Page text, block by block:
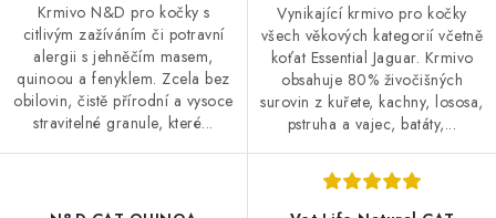
Krmivo N&D pro kočky s
citlivým zažíváním či potravní
alergii s jehněčím masem,
quinoou a fenyklem. Zcela bez
obilovin, čistě přírodní a vysoce
stravitelné granule, které...
Vynikající krmivo pro kočky
všech věkových kategorií včetně
koťat Essential Jaguar. Krmivo
obsahuje 80% živočišných
surovin z kuřete, kachny, lososa,
pstruha a vajec, batáty,...